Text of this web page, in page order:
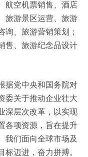
航空机票销售、酒店
旅游景区运营、旅游
询、旅游营销策划；
售、旅游纪念品设计
据党中央和国务院对
委关于推动企业壮大
深层次改革，以实现
各项资源，旨在提升
我们面向全球市场及
标迈进，奋力拼搏。